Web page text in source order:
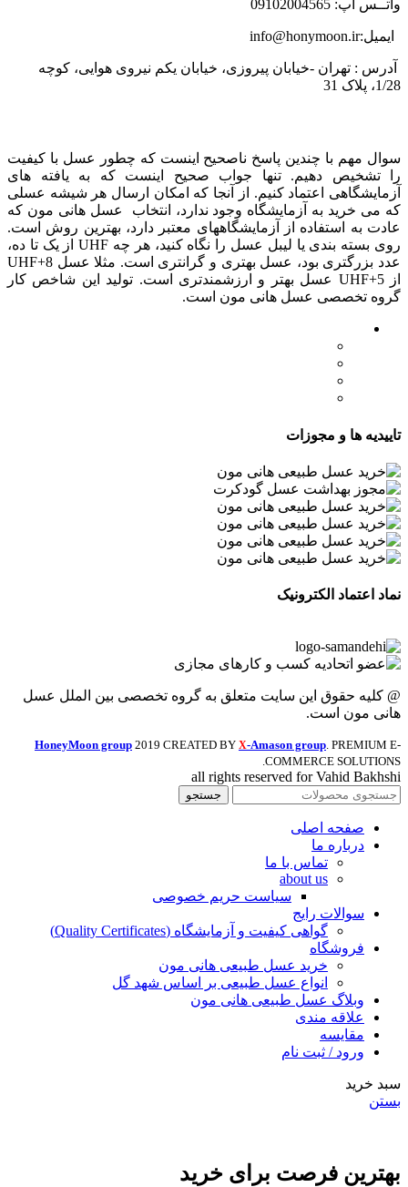
واتــس اپ: 09102004565
ایمیل:info@honymoon.ir
آدرس : تهران -خیابان پیروزی، خیابان یکم نیروی هوایی، کوچه
1/28، پلاک 31
سوال مهم با چندین پاسخ ناصحیح اینست که چطور عسل با کیفیت
را تشخیص دهیم. تنها جواب صحیح اینست که به یافته های
آزمایشگاهی اعتماد کنیم. از آنجا که امکان ارسال هر شیشه عسلی
که می خرید به آزمایشگاه وجود ندارد، انتخاب عسل هانی مون که
عادت به استفاده از آزمایشگاههای معتبر دارد، بهترین روش است.
روی بسته بندی یا لیبل عسل را نگاه کنید، هر چه UHF از یک تا ده،
عدد بزرگتری بود، عسل بهتری و گرانتری است. مثلا عسل UHF+8
از UHF+5 عسل بهتر و ارزشمندتری است. تولید این شاخص کار
گروه تخصصی عسل هانی مون است.
تاییدیه ها و مجوزات
نماد اعتماد الکترونیک
@ کلیه حقوق این سایت متعلق به گروه تخصصی بین الملل عسل
هانی مون است.
HoneyMoon group 2019 CREATED BY X-Amason group. PREMIUM E-
COMMERCE SOLUTIONS.
all rights reserved for Vahid Bakhshi
جستجو
صفحه اصلی
درباره ما
تماس با ما
about us
سیاست حریم خصوصی
سوالات رایج
گواهی کیفیت و آزمایشگاه (Quality Certificates)
فروشگاه
خرید عسل طبیعی هانی مون
انواع عسل طبیعی بر اساس شهد گل
وبلاگ عسل طبیعی هانی مون
علاقه مندی
مقایسه
ورود / ثبت نام
سبد خرید
بستن
بهترین فرصت برای خرید